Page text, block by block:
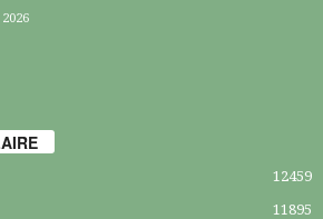
12459
11895